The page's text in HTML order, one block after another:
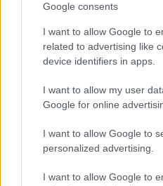
Google consents
I want to allow Google to
related to advertising like
device identifiers in apps.
I want to allow my user
Google for online
I want to allow Google to
personalized advertising.
I want to allow Google to
Fondazione Milano Cortina:
sostegno pubblico
Marco Tessari · 5 Ago 2026
MILANOCORTINA26 (I LUOGHI)